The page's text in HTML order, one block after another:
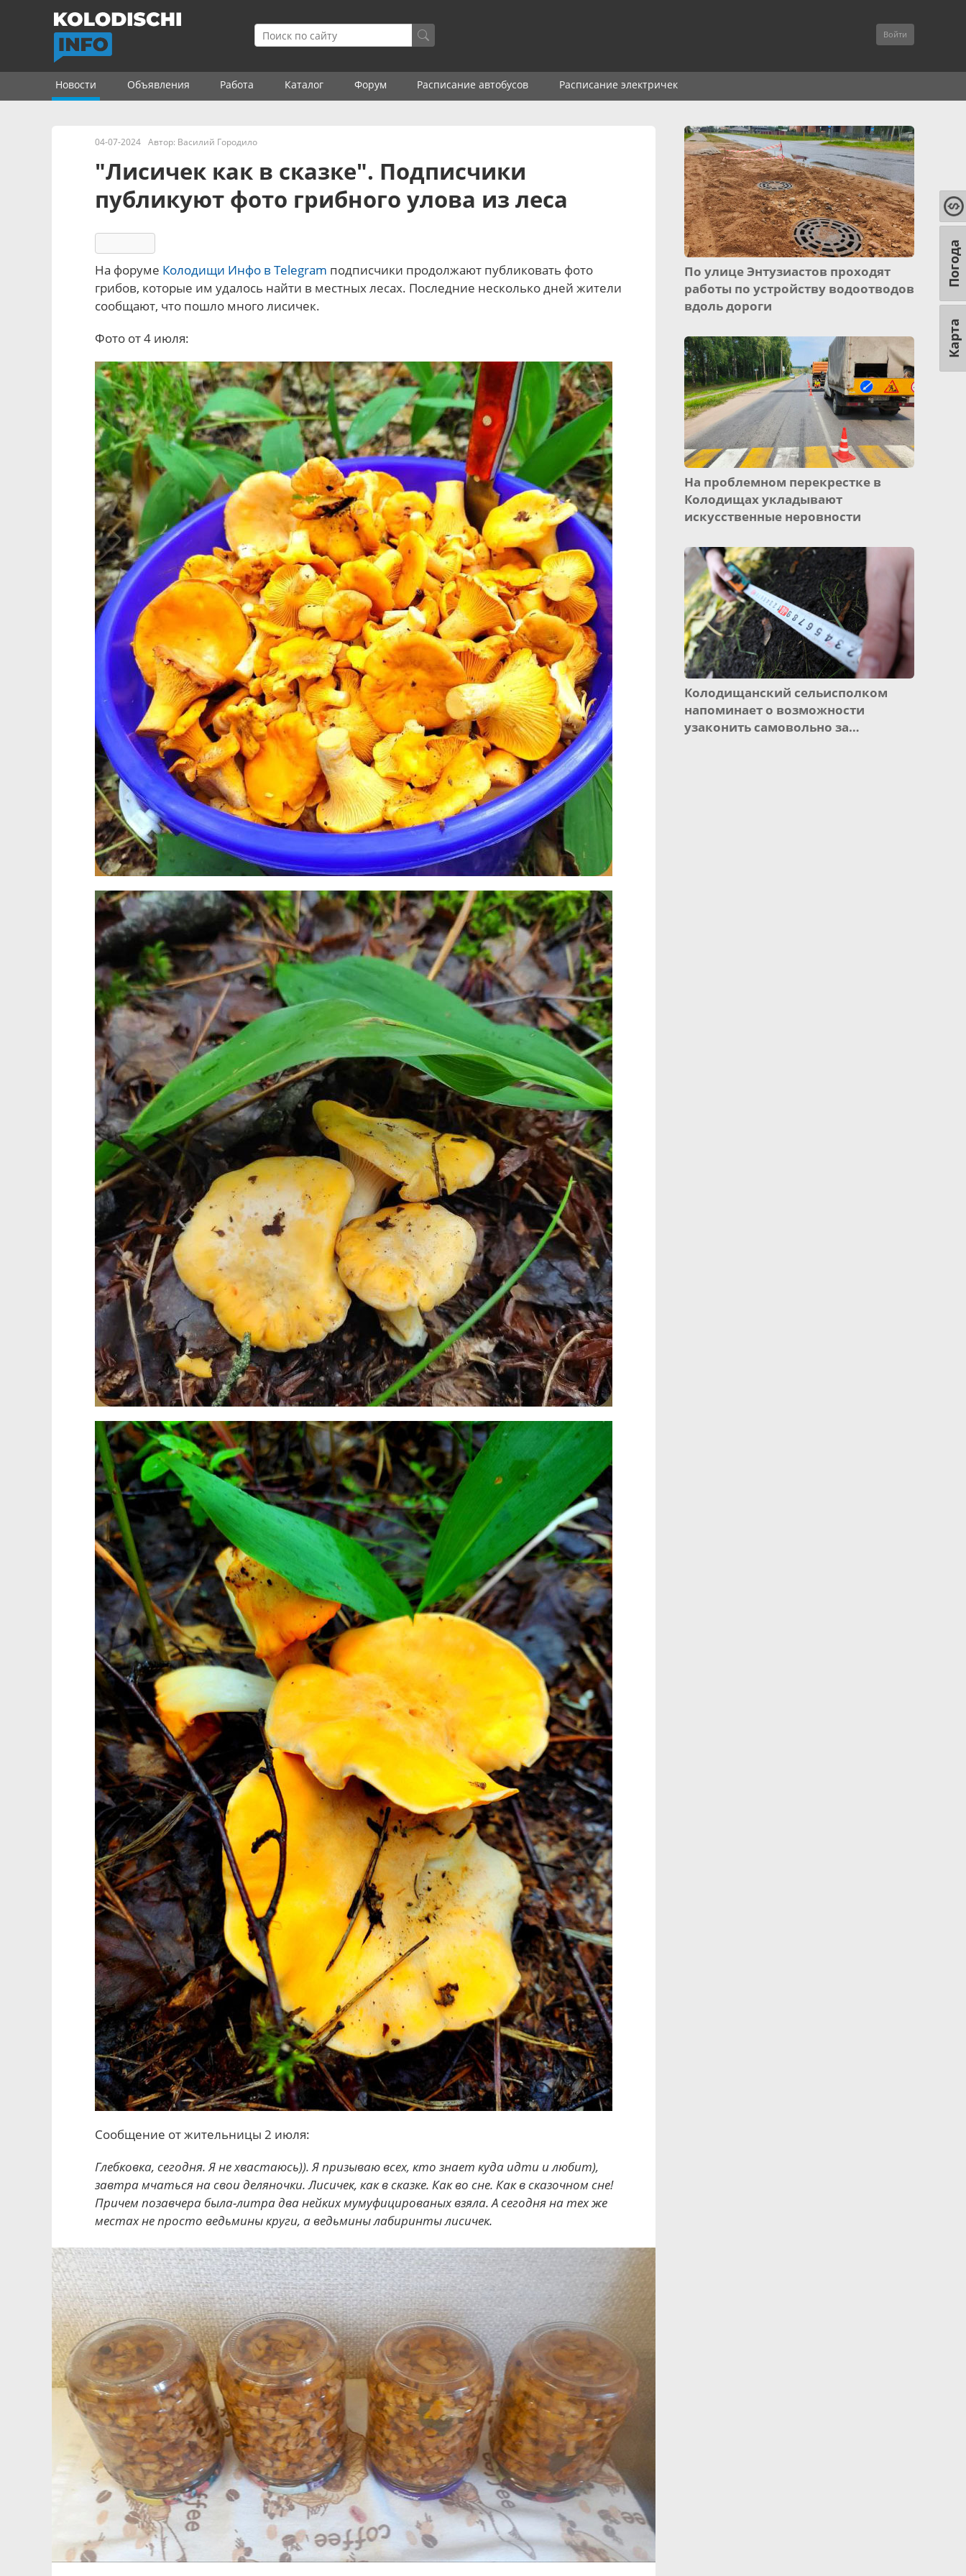
Войти
Новости Объявления Работа Каталог Форум Расписание автобусов Расписание электричек
04-07-2024 Автор: Василий Городило
"Лисичек как в сказке". Подписчики
публикуют фото грибного улова из леса
На форуме Колодищи Инфо в Telegram подписчики продолжают публиковать фото
грибов, которые им удалось найти в местных лесах. Последние несколько дней жители
сообщают, что пошло много лисичек.
Фото от 4 июля:
Сообщение от жительницы 2 июля:
Глебковка, сегодня. Я не хвастаюсь)). Я призываю всех, кто знает куда идти и любит),
завтра мчаться на свои деляночки. Лисичек, как в сказке. Как во сне. Как в сказочном сне!
Причем позавчера была-литра два нейких мумуфицированых взяла. А сегодня на тех же
местах не просто ведьмины круги, а ведьмины лабиринты лисичек.
По улице Энтузиастов проходят
работы по устройству водоотводов
вдоль дороги
На проблемном перекрестке в
Колодищах укладывают
искусственные неровности
Колодищанский сельисполком
напоминает о возможности
узаконить самовольно за…
Карта
Погода